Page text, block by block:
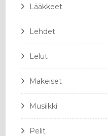
Lääkkeet
Lehdet
Lelut
Makeiset
Musiikki
Pelit